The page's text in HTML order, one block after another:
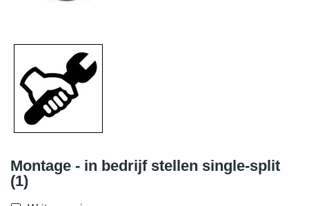
Montage - in bedrijf stellen single-split
(1)